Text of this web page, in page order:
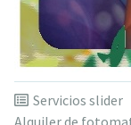
Servicios slider
Alquiler de